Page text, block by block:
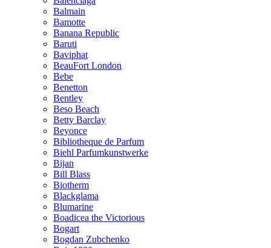
Balmain
Bamotte
Banana Republic
Baruti
Baviphat
BeauFort London
Bebe
Benetton
Bentley
Beso Beach
Betty Barclay
Beyonce
Bibliotheque de Parfum
Biehl Parfumkunstwerke
Bijan
Bill Blass
Biotherm
Blackglama
Blumarine
Boadicea the Victorious
Bogart
Bogdan Zubchenko